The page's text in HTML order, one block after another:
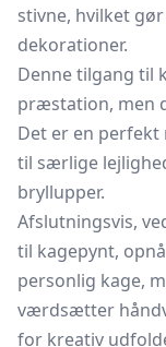
stivne, hvilket
dekorationer.
Denne tilgang til
præstation, men
Det er en
til særlige
bryllupper.
Afslutningsvis,
til kagepynt,
personlig kage,
værdsætter
for kreativ